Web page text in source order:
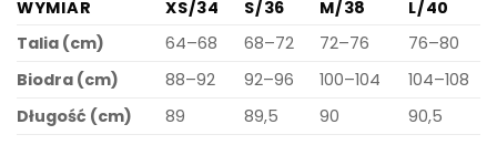
WYMIAR XS/34 S/36 M/38
L/40
Talia (cm)
64–68 68–72 72–76
76–80
Biodra (cm)
88–92 92–96 100–104
104–108
Długość (cm)
89 89,5 90 90,5